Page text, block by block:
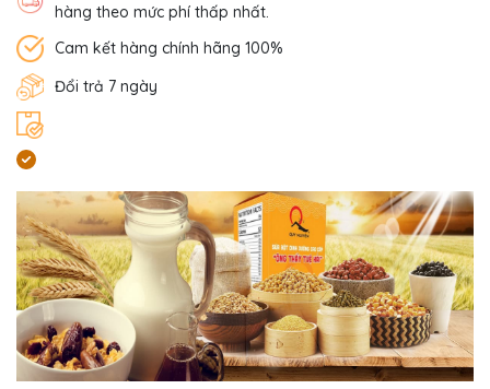
hàng theo mức phí thấp nhất.
Cam kết hàng chính hãng 100%
Đổi trả 7 ngày